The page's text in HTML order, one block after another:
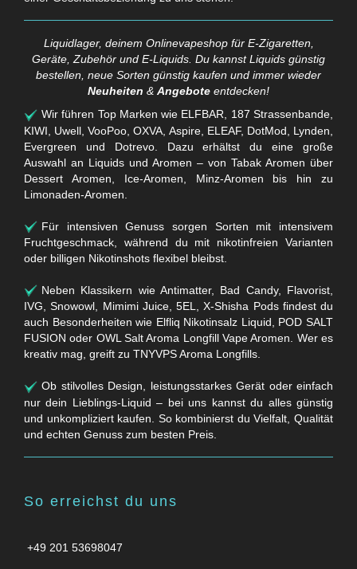
Liquidlager, deinem Onlinevapeshop für E-Zigaretten,
Geräte, Zubehör und E-Liquids. Du kannst Liquids günstig
bestellen, neue Sorten günstig kaufen und immer wieder
Neuheiten & Angebote entdecken!
Wir führen Top Marken wie ELFBAR, 187 Strassenbande,
KIWI, Uwell, VooPoo, OXVA, Aspire, ELEAF, DotMod, Lynden,
Evergreen und Dotrevo. Dazu erhältst du eine große
Auswahl an Liquids und Aromen – von Tabak Aromen über
Dessert Aromen, Ice-Aromen, Minz-Aromen bis hin zu
Limonaden-Aromen.
Für intensiven Genuss sorgen Sorten mit intensivem
Fruchtgeschmack, während du mit nikotinfreien Varianten
oder billigen Nikotinshots flexibel bleibst.
Neben Klassikern wie Antimatter, Bad Candy, Flavorist,
IVG, Snowowl, Mimimi Juice, 5EL, X-Shisha Pods findest du
auch Besonderheiten wie Elfliq Nikotinsalz Liquid, POD SALT
FUSION oder OWL Salt Aroma Longfill Vape Aromen. Wer es
kreativ mag, greift zu TNYVPS Aroma Longfills.
Ob stilvolles Design, leistungsstarkes Gerät oder einfach
nur dein Lieblings-Liquid – bei uns kannst du alles günstig
und unkompliziert kaufen. So kombinierst du Vielfalt, Qualität
und echten Genuss zum besten Preis.
So erreichst du uns
+49 201 53698047